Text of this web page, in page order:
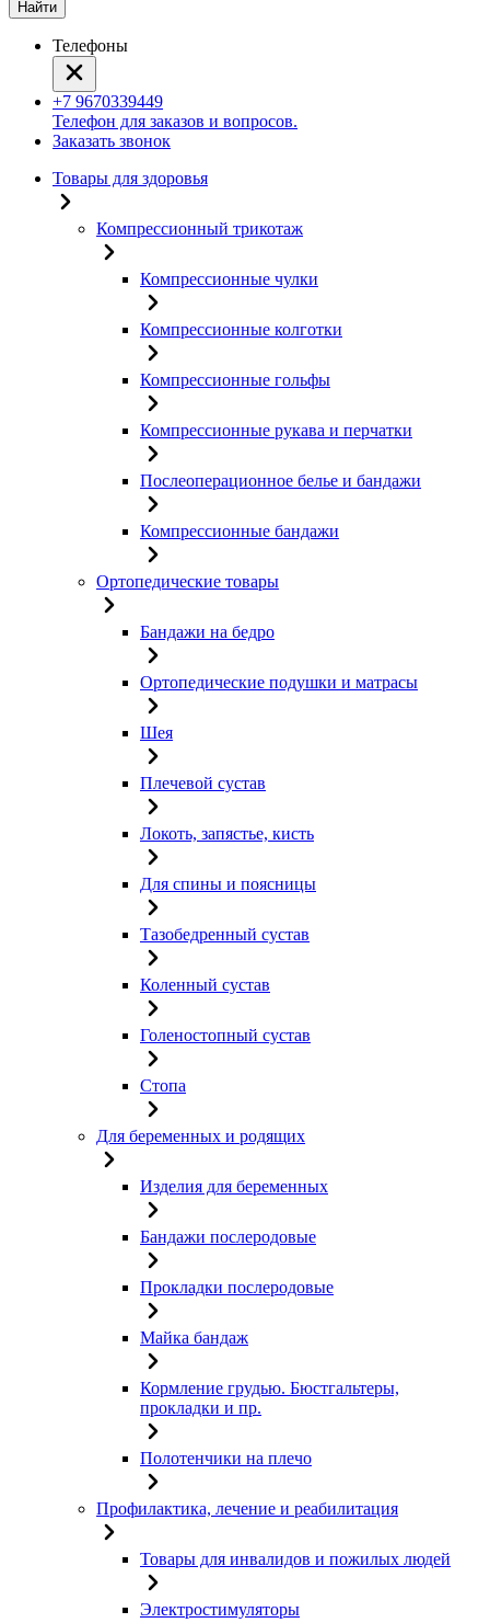
Найти
Телефоны
+7 9670339449
Телефон для заказов и вопросов.
Заказать звонок
Товары для здоровья
Компрессионный трикотаж
Компрессионные чулки
Компрессионные колготки
Компрессионные гольфы
Компрессионные рукава и перчатки
Послеоперационное белье и бандажи
Компрессионные бандажи
Ортопедические товары
Бандажи на бедро
Ортопедические подушки и матрасы
Шея
Плечевой сустав
Локоть, запястье, кисть
Для спины и поясницы
Тазобедренный сустав
Коленный сустав
Голеностопный сустав
Стопа
Для беременных и родящих
Изделия для беременных
Бандажи послеродовые
Прокладки послеродовые
Майка бандаж
Кормление грудью. Бюстгальтеры,
прокладки и пр.
Полотенчики на плечо
Профилактика, лечение и реабилитация
Товары для инвалидов и пожилых людей
Электростимуляторы